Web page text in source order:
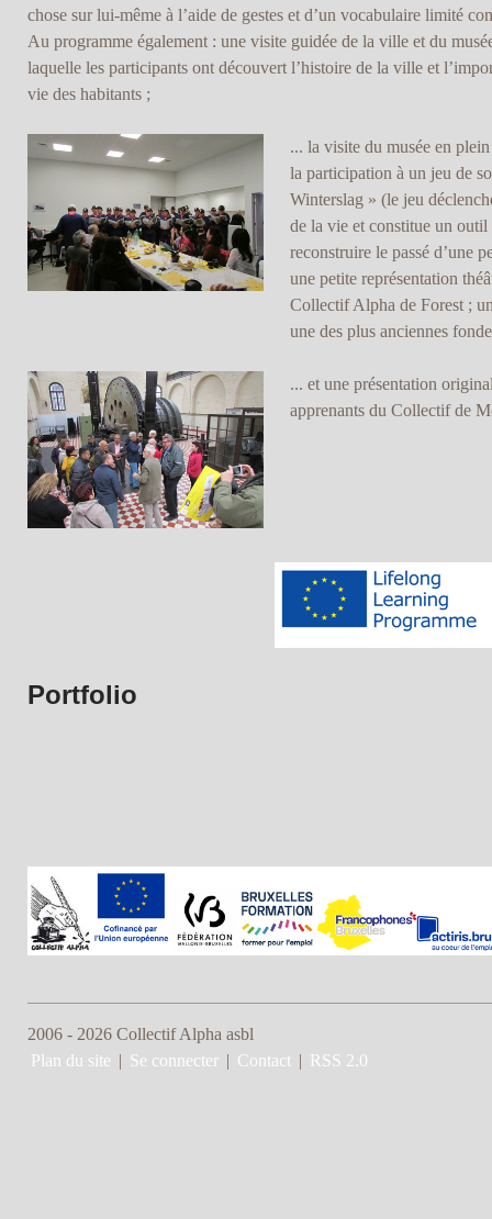
chose sur lui-même à l’aide de gestes et d’un vocabulaire limité
Au programme également : une visite guidée de la ville et du
laquelle les participants ont découvert l’histoire de la ville et
vie des habitants ;
... la visite du musée en
la participation à un jeu de
Winterslag » (le jeu
de la vie et constitue un
reconstruire le passé d’une
une petite représentation
Collectif Alpha de Forest ;
une des plus anciennes
... et une présentation
apprenants du Collectif de
Portfolio
2006 - 2026 Collectif Alpha asbl
Plan du site | Se connecter | Contact | RSS 2.0